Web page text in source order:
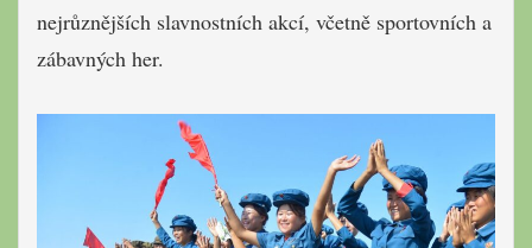
nejrůznějších slavnostních akcí, včetně sportovních a
zábavných her.